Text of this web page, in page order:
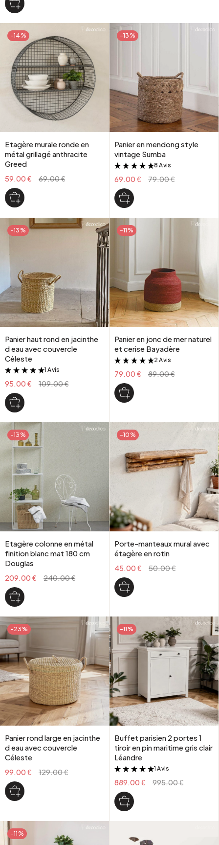
-14%
Etagère murale ronde en
métal grillagé anthracite
Greed
59.00 €
69.00 €
-13%
Panier en mendong style
vintage Sumba
&
8 Avis
69.00 € 79.00 €
-13%
Panier haut rond en jacinthe
d eau avec couvercle
Céleste
&
1 Avis
95.00 € 109.00 €
-11%
Panier en jonc de mer naturel
et cerise Bayadère
&
2 Avis
79.00 € 89.00 €
-13%
Etagère colonne en métal
finition blanc mat 180 cm
Douglas
209.00 €
240.00 €
-10%
Porte-manteaux mural avec
étagère en rotin
45.00 €
50.00 €
-23%
Panier rond large en jacinthe
d eau avec couvercle
Céleste
99.00 €
129.00 €
-11%
Buffet parisien 2 portes 1
tiroir en pin maritime gris clair
Léandre
&
1 Avis
889.00 € 995.00 €
-11%